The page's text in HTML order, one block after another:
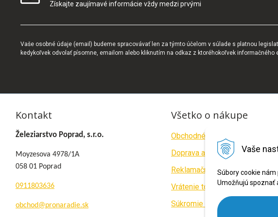
Vaše
Súbory cookie nám
Umožňujú spoznať
Získajte zaujímavé informácie vždy medzi prvými
Vaše osobné údaje (email) budeme spracovávať len za týmto účelom v súlade s platnou
kedykoľvek odvolať písomne, emailom alebo kliknutím na odkaz z ktoréhokoľvek informačného
Kontakt
Železiarstvo Poprad, s.r.o.
Moyzesova 4978/1A
058 01 Poprad
0911803636
obchod@pronaradie.sk
Všetko o nákupe
Obchodné podmienky
Doprava a platba
Reklamačný poriadok
Vrátenie tovaru
Súkromie a cookies